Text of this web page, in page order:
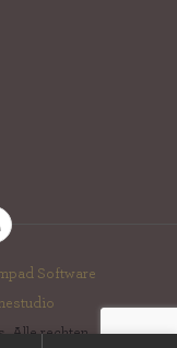
Software
Alle rechten